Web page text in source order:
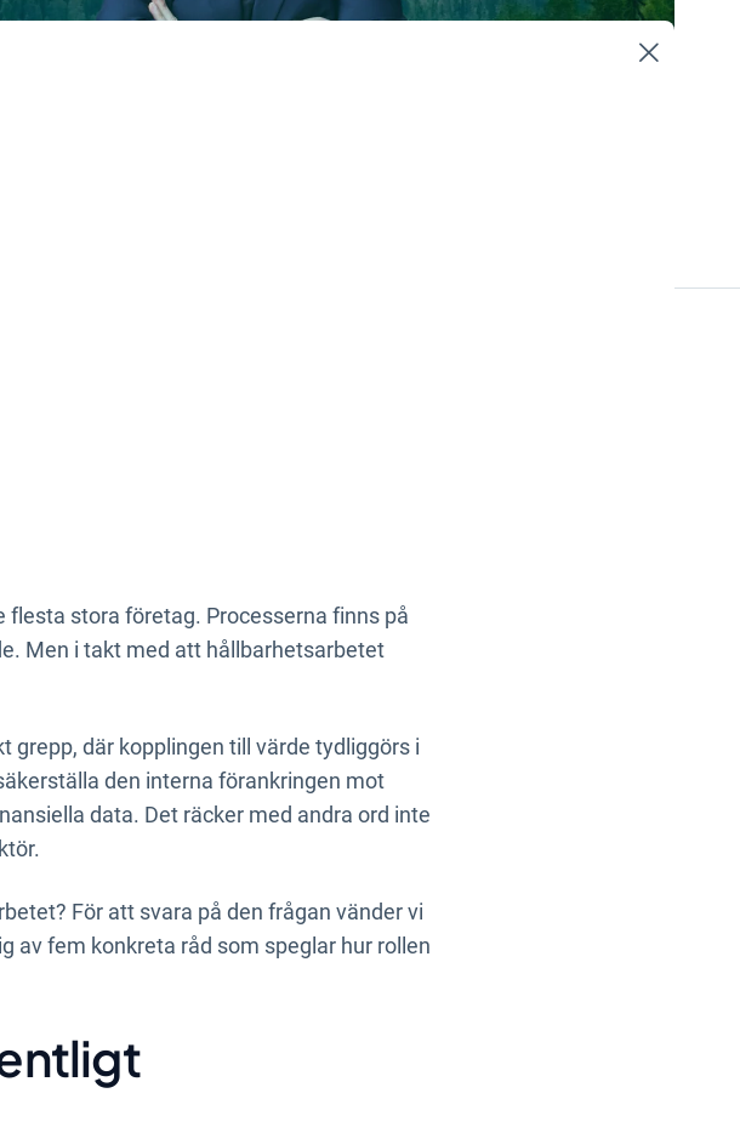
de flesta stora företag. Ett tydligt
sig av fem råd till dig som
stora företag. Processerna finns på
Men i takt med att hållbarhetsarbetet
där kopplingen till värde tydliggörs i
den interna förankringen mot
data. Det räcker med andra ord inte
För att svara på den frågan vänder vi
av fem konkreta råd som speglar hur rollen